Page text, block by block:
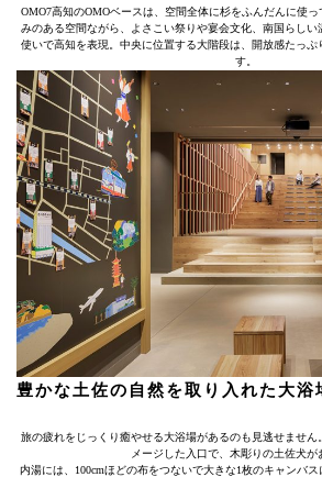
OMO7高知のOMOベースは、空間全体に杉をふんだんに使
みのある空間ながら、よさこい祭りや宴会文化、南国らし
使いで高知を表現。中央に位置する大階段は、開放感たっぷ
す。
豊かな土佐の自然を取り入れた大浴
旅の疲れをじっくり癒やせる大浴場があるのも見逃せません
メージした入口で、木彫りの土佐犬が
内湯には、100cmほどの布をつないで大きな1枚のキャンバ